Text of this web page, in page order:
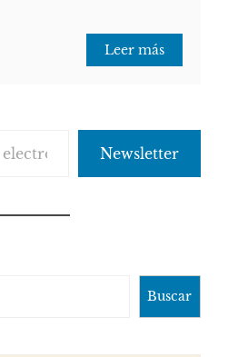
Leer más
Newsletter
Buscar